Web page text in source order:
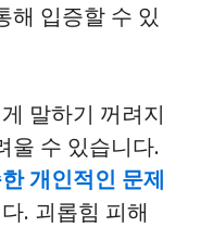
해 입증할 수 있
말하기 꺼려지
울 수 있습니다.
개인적인 문제
. 괴롭힘 피해